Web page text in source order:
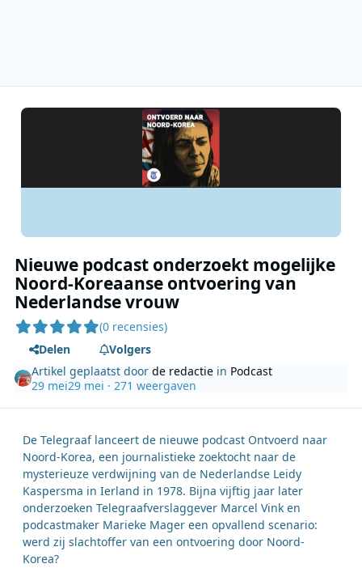
Nieuwe podcast onderzoekt mogelijke
Noord-Koreaanse ontvoering van
Nederlandse vrouw
(0 recensies)
Delen
Volgers
Artikel geplaatst doorde redactie in Podcast
29 mei29 mei · 271 weergaven
De Telegraaf lanceert de nieuwe podcast Ontvoerd naar
Noord-Korea, een journalistieke zoektocht naar de
mysterieuze verdwijning van de Nederlandse Leidy
Kaspersma in Ierland in 1978. Bijna vijftig jaar later
onderzoeken Telegraafverslaggever Marcel Vink en
podcastmaker Marieke Mager een opvallend scenario:
werd zij slachtoffer van een ontvoering door Noord-
Korea?